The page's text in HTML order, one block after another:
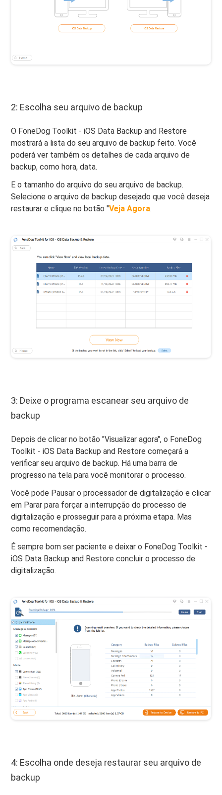
2: Escolha seu arquivo de backup
O FoneDog Toolkit - iOS Data Backup and Restore
mostrará a lista do seu arquivo de backup feito. Você
poderá ver também os detalhes de cada arquivo de
backup, como hora, data.
E o tamanho do arquivo do seu arquivo de backup.
Selecione o arquivo de backup desejado que você deseja
restaurar e clique no botão "Veja Agora.
3: Deixe o programa escanear seu arquivo de
backup
Depois de clicar no botão "Visualizar agora", o FoneDog
Toolkit - iOS Data Backup and Restore começará a
verificar seu arquivo de backup. Há uma barra de
progresso na tela para você monitorar o processo.
Você pode Pausar o processador de digitalização e clicar
em Parar para forçar a interrupção do processo de
digitalização e prosseguir para a próxima etapa. Mas
como recomendação.
É sempre bom ser paciente e deixar o FoneDog Toolkit -
iOS Data Backup and Restore concluir o processo de
digitalização.
4: Escolha onde deseja restaurar seu arquivo de
backup